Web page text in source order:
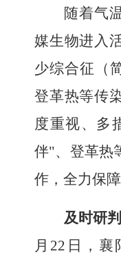
随着气
媒生物进入
少综合征（
登革热等传
度重视、多
伴"、登革热
作，全力保
及时研
月 22 日，襄